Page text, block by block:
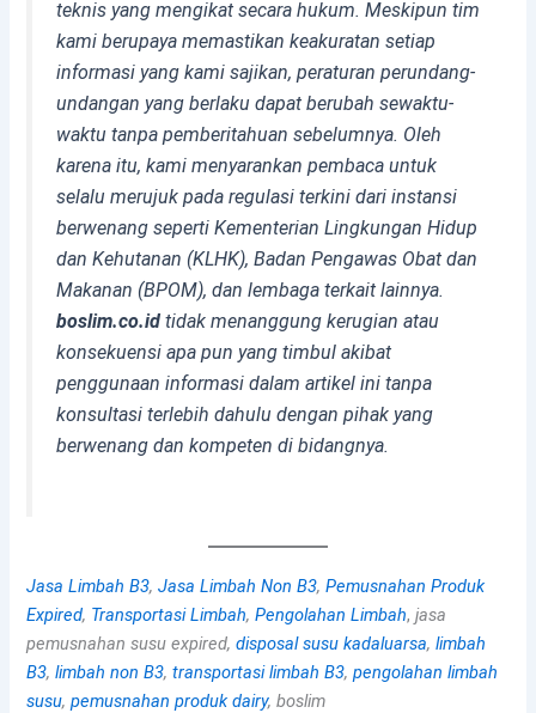
teknis yang mengikat secara hukum. Meskipun tim
kami berupaya memastikan keakuratan setiap
informasi yang kami sajikan, peraturan perundang-
undangan yang berlaku dapat berubah sewaktu-
waktu tanpa pemberitahuan sebelumnya. Oleh
karena itu, kami menyarankan pembaca untuk
selalu merujuk pada regulasi terkini dari instansi
berwenang seperti Kementerian Lingkungan Hidup
dan Kehutanan (KLHK), Badan Pengawas Obat dan
Makanan (BPOM), dan lembaga terkait lainnya.
boslim.co.id tidak menanggung kerugian atau
konsekuensi apa pun yang timbul akibat
penggunaan informasi dalam artikel ini tanpa
konsultasi terlebih dahulu dengan pihak yang
berwenang dan kompeten di bidangnya.
Jasa Limbah B3,Jasa Limbah Non B3,Pemusnahan Produk
Expired, Transportasi Limbah,Pengolahan Limbah,jasa
pemusnahan susu expired,disposal susu kadaluarsa,limbah
B3,limbah non B3,transportasi limbah B3,pengolahan limbah
susu,pemusnahan produk dairy, boslim